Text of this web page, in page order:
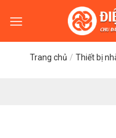
Trang chủ / Thiết bị